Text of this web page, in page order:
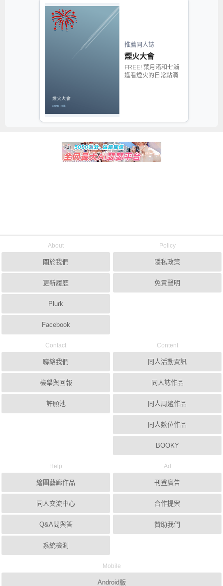
推薦同人誌
煙火大會
FREE! 葉月渚和七瀨
遙看煙火的日常點滴
About
關於我們
更新履歷
Plurk
Facebook
Policy
隱私政策
免責聲明
Contact
聯絡我們
檢舉與回報
許願池
Content
同人活動資訊
同人誌作品
同人周邊作品
同人數位作品
BOOKY
Help
繪圖藝廊作品
同人交流中心
Q&A問與答
系統檢測
Ad
刊登廣告
合作提案
贊助我們
Mobile
Android版